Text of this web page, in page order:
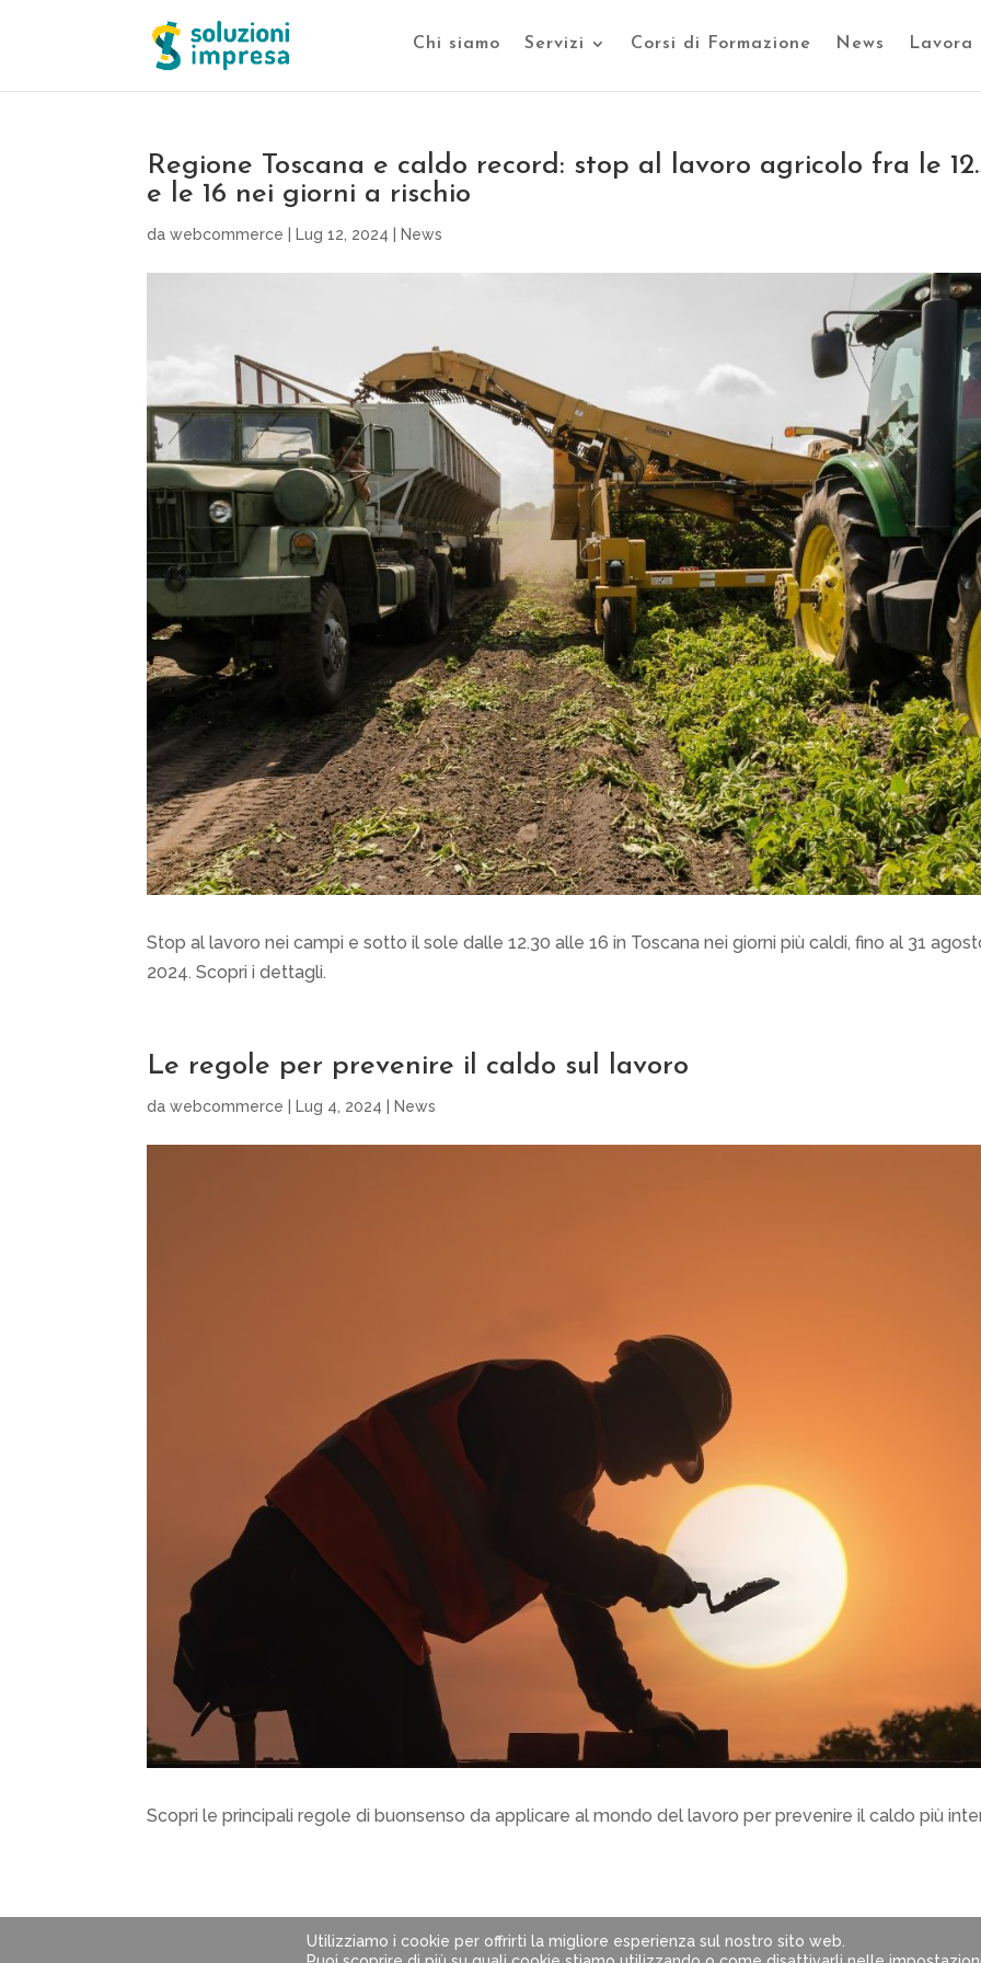
Chi siamo Servizi Corsi di Formazione News Lavora
Regione Toscana e caldo record: stop al lavoro agricolo fra le
e le 16 nei giorni a rischio
dawebcommerce Lug 12, 2024 News
Stop al lavoro nei campi e sotto il sole dalle 12.30 alle 16 in Toscana nei giorni più caldi, fino al 31
2024. Scopri i dettagli.
Le regole per prevenire il caldo sul lavoro
dawebcommerce Lug 4, 2024 News
Scopri le principali regole di buonsenso da applicare al mondo del lavoro per prevenire il caldo più
© 2024 SI Soluzioni Impresa s.r.l. | P.IVA: 06402320482 | Powered byWeb Commerce s.r.l.
Utilizziamo i cookie per offrirti la migliore esperienza sul nostro sito web.